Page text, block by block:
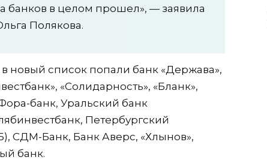
банков в целом прошел», — заявила
Полякова.
новый список попали банк «Держава»,
«Солидарность», «Бланк»,
банк, Уральский банк
Петербургский
СДМ-Банк, Банк Аверс, «Хлынов»,
банк.